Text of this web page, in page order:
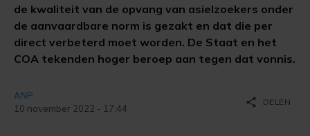
de kwaliteit van de opvang van asielzoekers onder
de aanvaardbare norm is gezakt en dat die per
direct verbeterd moet worden. De Staat en het
COA tekenden hoger beroep aan tegen dat vonnis.
ANP
10 november 2022 - 17:44
share DELEN